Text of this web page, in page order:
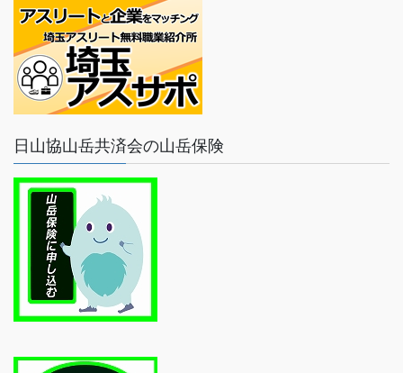
日山協山岳共済会の山岳保険